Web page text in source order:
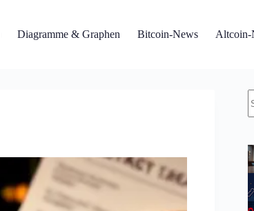
Diagramme & Graphen Bitcoin-News Altcoin-